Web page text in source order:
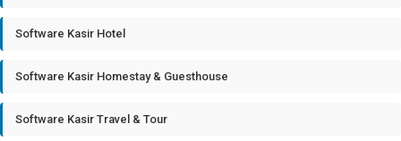
Software Kasir Hotel
Software Kasir Homestay & Guesthouse
Software Kasir Travel & Tour